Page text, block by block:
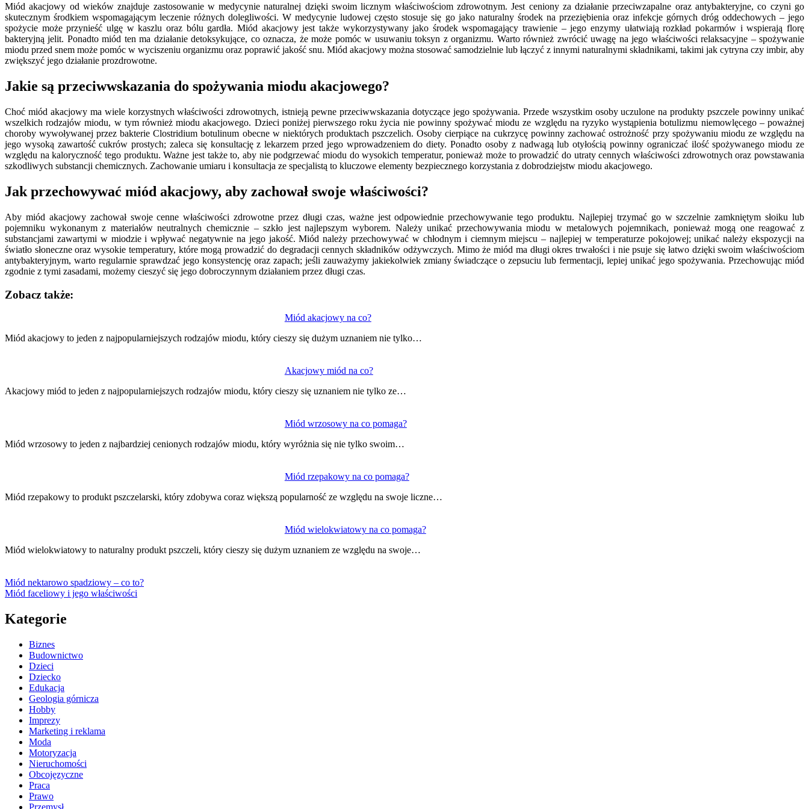
Miód akacjowy od wieków znajduje zastosowanie w medycynie naturalnej dzięki swoim licznym właściwościom zdrowotnym. Jest ceniony za działanie przeciwzapalne oraz antybakteryjne, co czyni go
skutecznym środkiem wspomagającym leczenie różnych dolegliwości. W medycynie ludowej często stosuje się go jako naturalny środek na przeziębienia oraz infekcje górnych dróg oddechowych – jego
spożycie może przynieść ulgę w kaszlu oraz bólu gardła. Miód akacjowy jest także wykorzystywany jako środek wspomagający trawienie – jego enzymy ułatwiają rozkład pokarmów i wspierają florę
bakteryjną jelit. Ponadto miód ten ma działanie detoksykujące, co oznacza, że może pomóc w usuwaniu toksyn z organizmu. Warto również zwrócić uwagę na jego właściwości relaksacyjne – spożywanie
miodu przed snem może pomóc w wyciszeniu organizmu oraz poprawić jakość snu. Miód akacjowy można stosować samodzielnie lub łączyć z innymi naturalnymi składnikami, takimi jak cytryna czy imbir, aby
zwiększyć jego działanie prozdrowotne.
Jakie są przeciwwskazania do spożywania miodu akacjowego?
Choć miód akacjowy ma wiele korzystnych właściwości zdrowotnych, istnieją pewne przeciwwskazania dotyczące jego spożywania. Przede wszystkim osoby uczulone na produkty pszczele powinny unikać
wszelkich rodzajów miodu, w tym również miodu akacjowego. Dzieci poniżej pierwszego roku życia nie powinny spożywać miodu ze względu na ryzyko wystąpienia botulizmu niemowlęcego – poważnej
choroby wywoływanej przez bakterie Clostridium botulinum obecne w niektórych produktach pszczelich. Osoby cierpiące na cukrzycę powinny zachować ostrożność przy spożywaniu miodu ze względu na
jego wysoką zawartość cukrów prostych; zaleca się konsultację z lekarzem przed jego wprowadzeniem do diety. Ponadto osoby z nadwagą lub otyłością powinny ograniczać ilość spożywanego miodu ze
względu na kaloryczność tego produktu. Ważne jest także to, aby nie podgrzewać miodu do wysokich temperatur, ponieważ może to prowadzić do utraty cennych właściwości zdrowotnych oraz powstawania
szkodliwych substancji chemicznych. Zachowanie umiaru i konsultacja ze specjalistą to kluczowe elementy bezpiecznego korzystania z dobrodziejstw miodu akacjowego.
Jak przechowywać miód akacjowy, aby zachował swoje właściwości?
Aby miód akacjowy zachował swoje cenne właściwości zdrowotne przez długi czas, ważne jest odpowiednie przechowywanie tego produktu. Najlepiej trzymać go w szczelnie zamkniętym słoiku lub
pojemniku wykonanym z materiałów neutralnych chemicznie – szkło jest najlepszym wyborem. Należy unikać przechowywania miodu w metalowych pojemnikach, ponieważ mogą one reagować z
substancjami zawartymi w miodzie i wpływać negatywnie na jego jakość. Miód należy przechowywać w chłodnym i ciemnym miejscu – najlepiej w temperaturze pokojowej; unikać należy ekspozycji na
światło słoneczne oraz wysokie temperatury, które mogą prowadzić do degradacji cennych składników odżywczych. Mimo że miód ma długi okres trwałości i nie psuje się łatwo dzięki swoim właściwościom
antybakteryjnym, warto regularnie sprawdzać jego konsystencję oraz zapach; jeśli zauważymy jakiekolwiek zmiany świadczące o zepsuciu lub fermentacji, lepiej unikać jego spożywania. Przechowując miód
zgodnie z tymi zasadami, możemy cieszyć się jego dobroczynnym działaniem przez długi czas.
Zobacz także:
Miód akacjowy na co?
Miód akacjowy to jeden z najpopularniejszych rodzajów miodu, który cieszy się dużym uznaniem nie tylko…
Akacjowy miód na co?
Akacjowy miód to jeden z najpopularniejszych rodzajów miodu, który cieszy się uznaniem nie tylko ze…
Miód wrzosowy na co pomaga?
Miód wrzosowy to jeden z najbardziej cenionych rodzajów miodu, który wyróżnia się nie tylko swoim…
Miód rzepakowy na co pomaga?
Miód rzepakowy to produkt pszczelarski, który zdobywa coraz większą popularność ze względu na swoje liczne…
Miód wielokwiatowy na co pomaga?
Miód wielokwiatowy to naturalny produkt pszczeli, który cieszy się dużym uznaniem ze względu na swoje…
wpisu
Miód nektarowo spadziowy – co to?
Miód faceliowy i jego właściwości
Kategorie
Biznes
Budownictwo
Dzieci
Dziecko
Edukacja
Geologia górnicza
Hobby
Imprezy
Marketing i reklama
Moda
Motoryzacja
Nieruchomości
Obcojęzyczne
Praca
Prawo